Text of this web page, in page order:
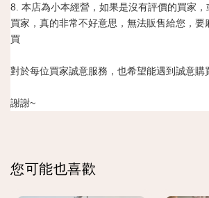
8. 本店為小本經營，如果是沒有評價的買家
買家，真的非常不好意思，無法販售給您，要
買
對於每位買家誠意服務，也希望能遇到誠意購
謝謝~
您可能也喜歡